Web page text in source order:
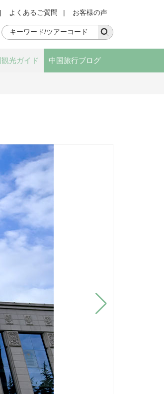
| よくあるご質問 | お客様の声
観光ガイド 中国旅行ブログ